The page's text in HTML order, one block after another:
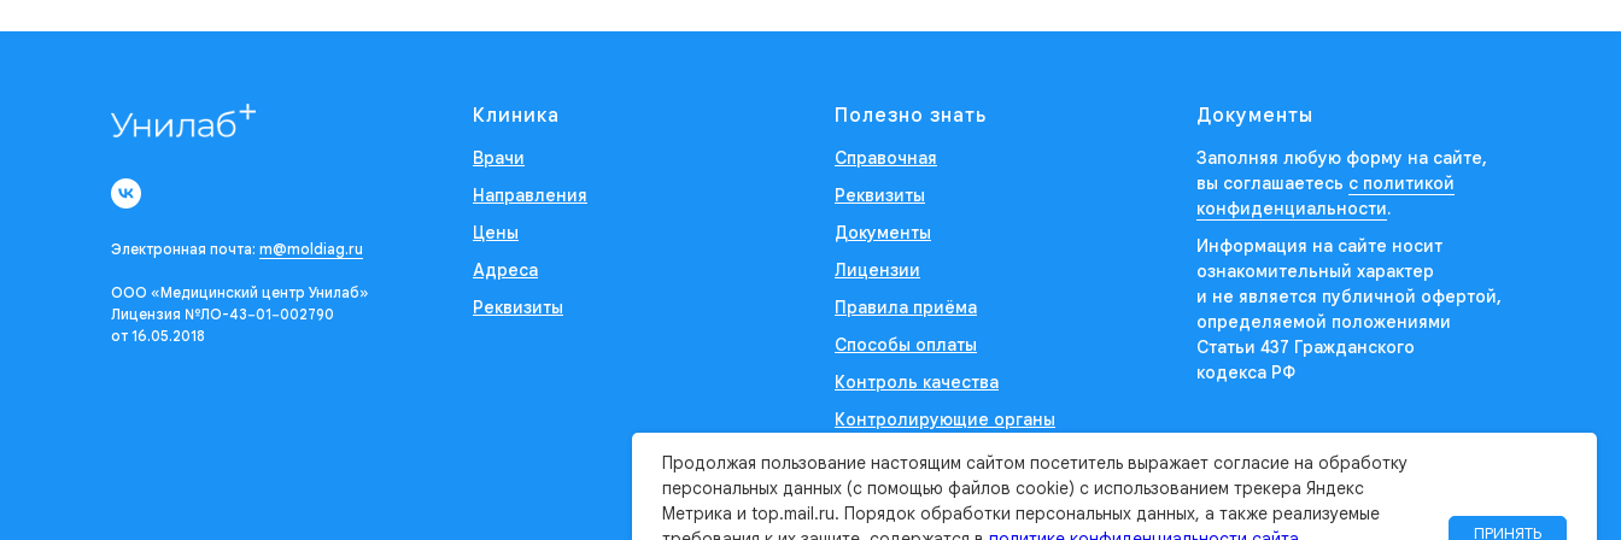
Электронная почта: m@moldiag.ru
ООО «Медицинский центр Унилаб»
Лицензия №ЛО-43−01−002790
от 16.05.2018
Клиника
Врачи
Направления
Цены
Адреса
Реквизиты
Полезно знать
Справочная
Реквизиты
Документы
Лицензии
Правила приёма
Способы оплаты
Контроль качества
Контролирующие органы
Документы
Заполняя любую форму на сайте,
вы соглашаетесь с политикой
конфиденциальности.
Информация на сайте носит
ознакомительный характер
и не является публичной офертой,
определяемой положениями
Статьи 437 Гражданского
кодекса РФ
Продолжая пользование настоящим сайтом посетитель выражает согласие на обработку
персональных данных (с помощью файлов cookie) с использованием трекера Яндекс
Метрика и top.mail.ru. Порядок обработки персональных данных, а также реализуемые
ПРИНЯТЬ